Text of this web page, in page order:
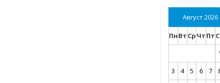
Август 2026
ПнВтСрЧтПт
3
4 5 6 7